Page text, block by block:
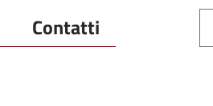
Contatti